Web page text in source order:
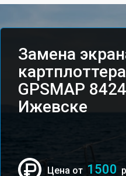
Замена
GPSMAP
Ижевске
Цена от 1500